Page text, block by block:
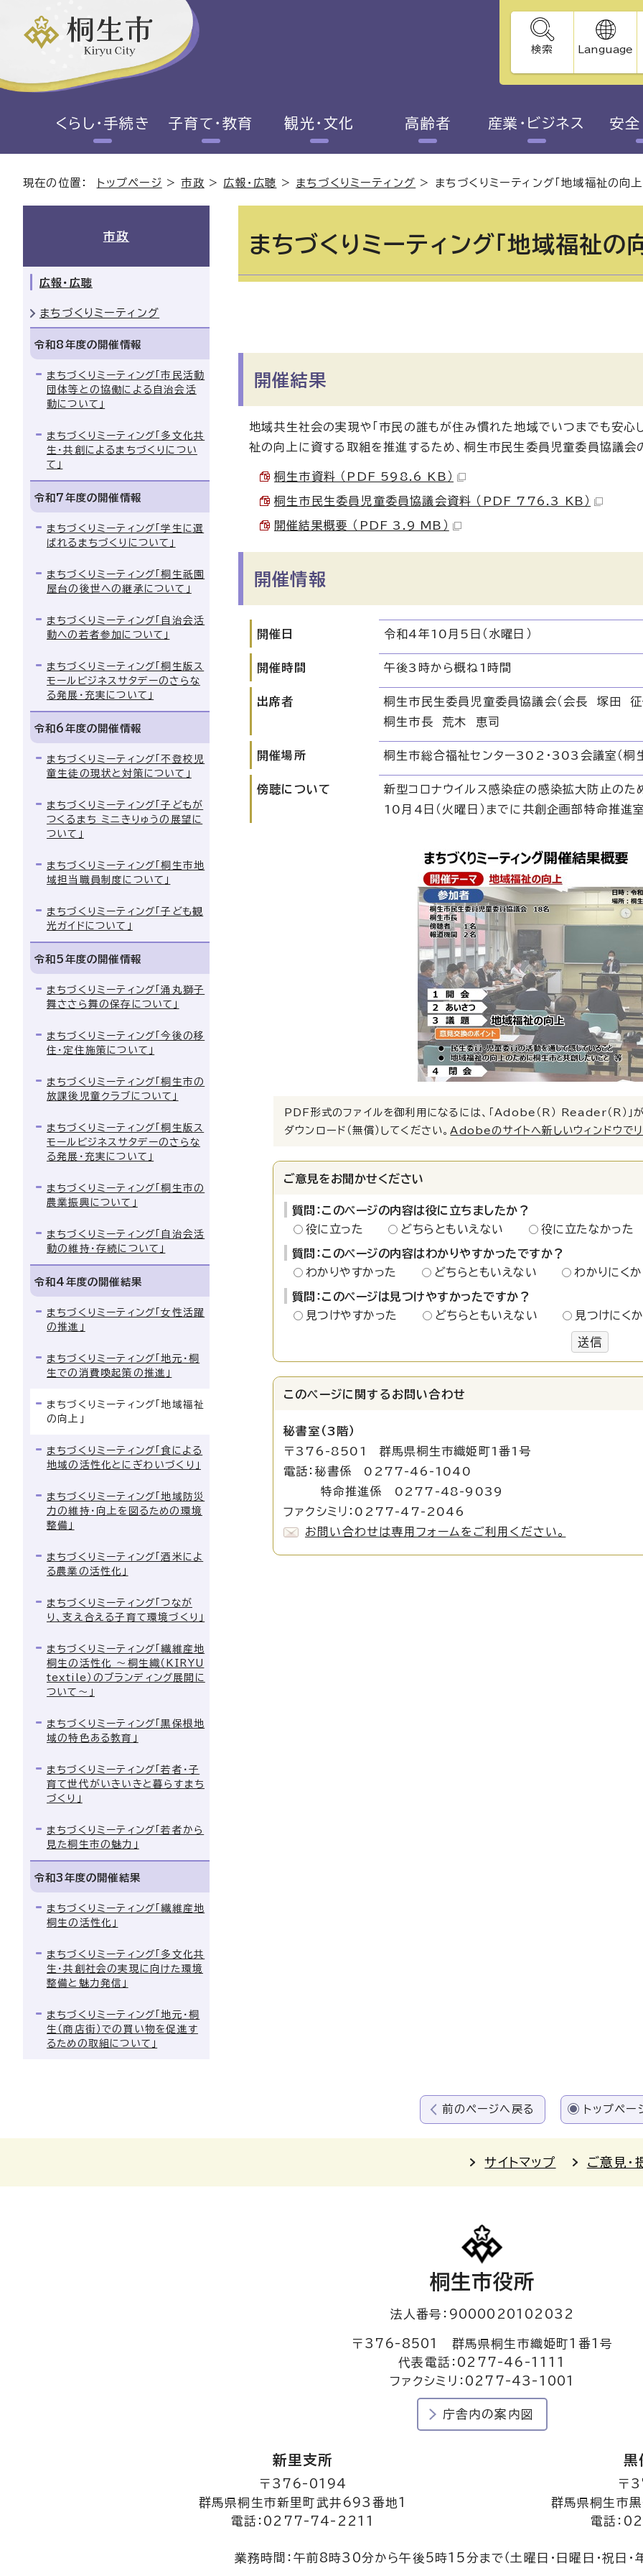
検索 Language
くらし・手続き 子育て・教育 観光・文化 高齢者 産業・ビジネス 安全
現在の位置： トップページ >市政 > 広報・広聴 > まちづくりミーティング > まちづくりミーティング「地域福祉の向上
まちづくりミーティング「地域福祉の
開催結果
地域共生社会の実現や「市民の誰もが住み慣れた地域でいつまでも安心
祉の向上に資する取組を推進するため、桐生市民生委員児童委員協議会
桐生市資料 （PDF 598.6 KB）
桐生市民生委員児童委員協議会資料 （PDF 776.3 KB）
開催結果概要 （PDF 3.9 MB）
開催情報
開催日 令和4年10月5日（水曜日）
開催時間 午後3時から概ね1時間
出席者
桐生市民生委員児童委員協議会（会長 塚田 征
桐生市長 荒木 恵司
開催場所 桐生市総合福祉センター302・303会議室（桐
傍聴について
新型コロナウイルス感染症の感染拡大防止のた
10月4日（火曜日）までに共創企画部特命推進
PDF形式のファイルを御利用になるには、「Adobe（R） Reader（R）
ダウンロード（無償）してください。 Adobeのサイトへ新しいウィンドウでリ
ご意見をお聞かせください
質問：このページの内容は役に立ちましたか？
役に立った
どちらともいえない 役に立たなかった
質問：このページの内容はわかりやすかったですか？
わかりやすかった
どちらともいえない わかりにく
質問：このページは見つけやすかったですか？
見つけやすかった
どちらともいえない 見つけにく
送信
このページに関する お問い合わせ
秘書室（3階）
〒376-8501 群馬県桐生市織姫町1番1号
電話：秘書係 0277-46-1040
特命推進係 0277-48-9039
ファクシミリ：0277-47-2046
お問い合わせは専用フォームをご利用ください。
市政
広報・広聴
まちづくりミーティング
令和8年度の開催情報
まちづくりミーティング「市民活動
団体等との協働による自治会活
動について」
まちづくりミーティング「多文化共
生・共創によるまちづくりについ
て」
令和7年度の開催情報
まちづくりミーティング「学生に選
ばれるまちづくりについて」
まちづくりミーティング「桐生祇園
屋台の後世への継承について」
まちづくりミーティング「自治会活
動への若者参加について」
まちづくりミーティング「桐生版ス
モールビジネスサタデーのさらな
る発展・充実について」
令和6年度の開催情報
まちづくりミーティング「不登校児
童生徒の現状と対策について」
まちづくりミーティング「子どもが
つくるまち ミニきりゅうの展望に
ついて」
まちづくりミーティング「桐生市地
域担当職員制度について」
まちづくりミーティング「子ども観
光ガイドについて」
令和5年度の開催情報
まちづくりミーティング「涌丸獅子
舞ささら舞の保存について」
まちづくりミーティング「今後の移
住・定住施策について」
まちづくりミーティング「桐生市の
放課後児童クラブについて」
まちづくりミーティング「桐生版ス
モールビジネスサタデーのさらな
る発展・充実について」
まちづくりミーティング「桐生市の
農業振興について」
まちづくりミーティング「自治会活
動の維持・存続について」
令和4年度の開催結果
まちづくりミーティング「女性活躍
の推進」
まちづくりミーティング「地元・桐
生での消費喚起策の推進」
まちづくりミーティング「地域福祉
の向上」
まちづくりミーティング「食による
地域の活性化とにぎわいづくり」
まちづくりミーティング「地域防災
力の維持・向上を図るための環境
整備」
まちづくりミーティング「酒米によ
る農業の活性化」
まちづくりミーティング「つなが
り、支え合える子育て環境づくり」
まちづくりミーティング「繊維産地
桐生の活性化 ～桐生織（KIRYU
textile）のブランディング展開に
ついて～」
まちづくりミーティング「黒保根地
域の特色ある教育」
まちづくりミーティング「若者・子
育て世代がいきいきと暮らすまち
づくり」
まちづくりミーティング「若者から
見た桐生市の魅力」
令和3年度の開催結果
まちづくりミーティング「繊維産地
桐生の活性化」
まちづくりミーティング「多文化共
生・共創社会の実現に向けた環境
整備と魅力発信」
まちづくりミーティング「地元・桐
生（商店街）での買い物を促進す
るための取組について」
前のページへ戻る トップペー
サイトマップ ご意見・
桐生市役所
法人番号：9000020102032
〒376-8501 群馬県桐生市織姫町1番1号
代表電話：0277-46-1111
ファクシミリ：0277-43-1001
庁舎内の案内図
新里支所
〒376-0194
群馬県桐生市新里町武井693番地1
電話：0277-74-2211
黒
〒
群馬県桐生市
電話：
業務時間：午前8時30分から午後5時15分まで（土曜日・日曜日・祝日